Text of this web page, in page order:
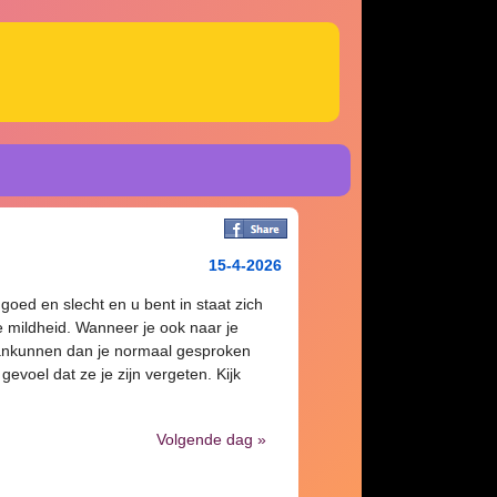
15-4-2026
en slecht en u bent in staat zich
Wanneer je ook naar je
dan je normaal gesproken
dat ze je zijn vergeten. Kijk
Volgende dag »